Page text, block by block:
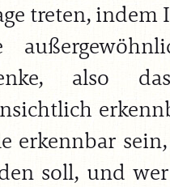
treten, indem
also
erkennbar
soll, und